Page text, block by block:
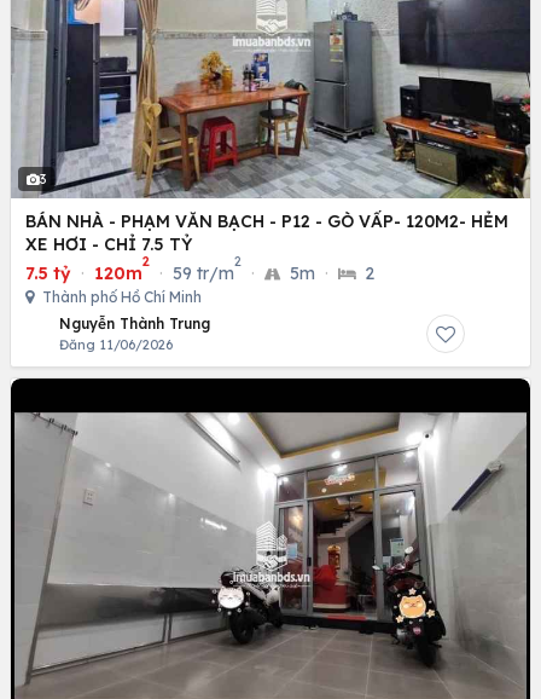
3
BÁN NHÀ - PHẠM VĂN BẠCH - P12 - GÒ VẤP- 120M2- HẺM
XE HƠI - CHỈ 7.5 TỶ
7.5 tỷ · 120m
2
· 59 tr/m
2
· 5m · 2
Thành phố Hồ Chí Minh
Nguyễn Thành Trung
Đăng 11/06/2026